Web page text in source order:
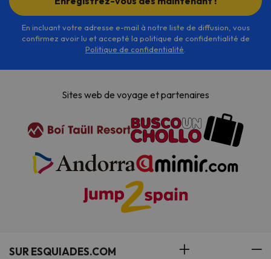
En incluant votre adresse e-mail à notre liste de diffusion, vous
confirmez avoir lu et accepté la politique de confidentialité de
Politique de confidentialité
Sites web de voyage et partenaires
SUR ESQUIADES.COM